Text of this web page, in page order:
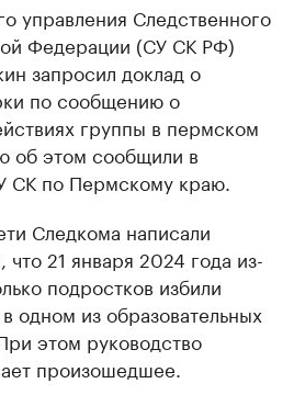
управления Следственного
Федерации (СУ СК РФ)
запросил доклад о
по сообщению о
группы в пермском
об этом сообщили в
СК по Пермскому краю.
Следкома написали
21 января 2024 года из-
подростков избили
одном из образовательных
этом руководство
произошедшее.